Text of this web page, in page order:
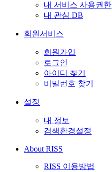
내 서비스 사용권한
내 관심 DB
회원서비스
회원가입
로그인
아이디 찾기
비밀번호 찾기
설정
내 정보
검색환경설정
About RISS
RISS 이용방법